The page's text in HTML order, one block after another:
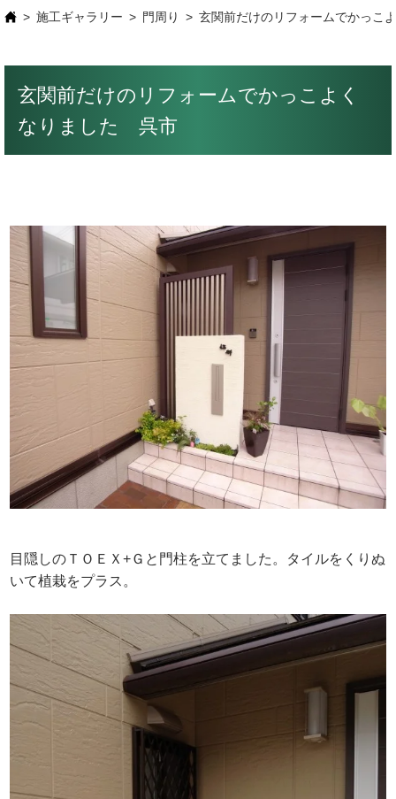
施工ギャラリー 門周り 玄関前だけのリフォームでかっこ
玄関前だけのリフォームでかっこよく
なりました 呉市
目隠しのＴＯＥＸ+Ｇと門柱を立てました。タイルをくりぬ
いて植栽をプラス。